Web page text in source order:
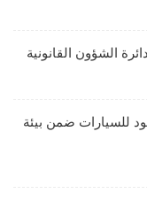
الشؤون القانونية
للسيارات ضمن بيئة